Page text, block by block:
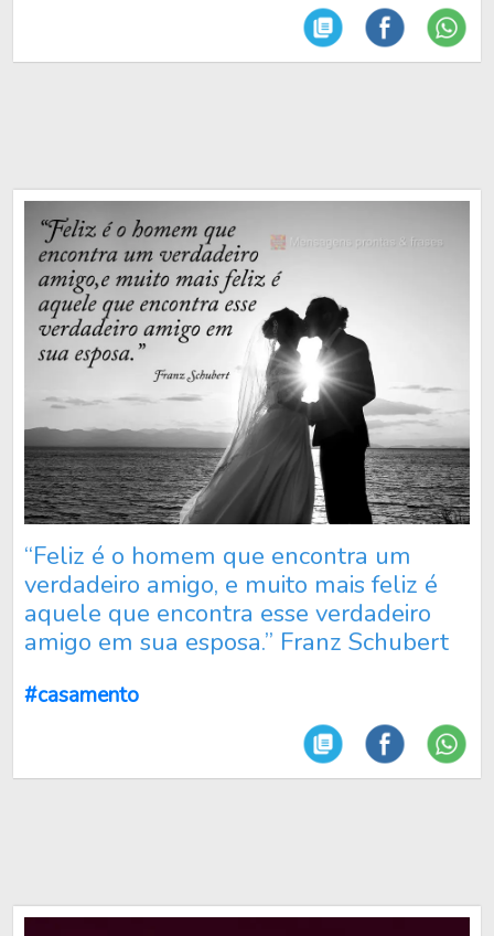
“Feliz é o homem que encontra um
verdadeiro amigo, e muito mais feliz é
aquele que encontra esse verdadeiro
amigo em sua esposa.” Franz Schubert
#casamento